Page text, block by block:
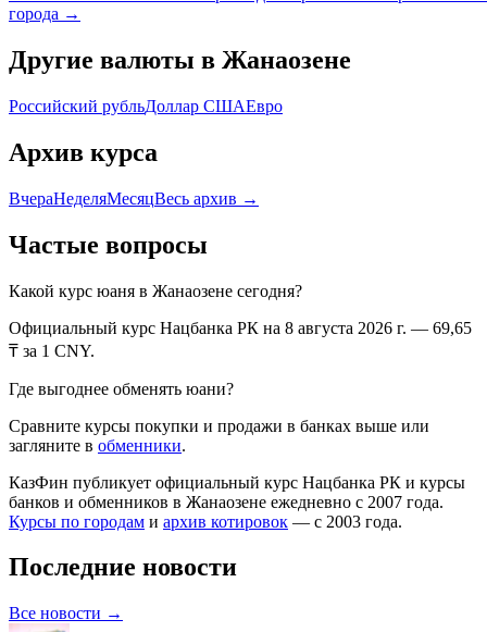
города →
Другие валюты в Жанаозене
Российский рубльДоллар СШАЕвро
Архив курса
ВчераНеделяМесяцВесь архив →
Частые вопросы
Какой курс юаня в Жанаозене сегодня?
Официальный курс Нацбанка РК на 8 августа 2026 г. — 69,65
₸ за 1 CNY.
Где выгоднее обменять юани?
Сравните курсы покупки и продажи в банках выше или
загляните в обменники.
КазФин публикует официальный курс Нацбанка РК и курсы
банков и обменников в Жанаозене ежедневно с 2007 года.
Курсы по городам и архив котировок — с 2003 года.
Последние новости
Все новости →